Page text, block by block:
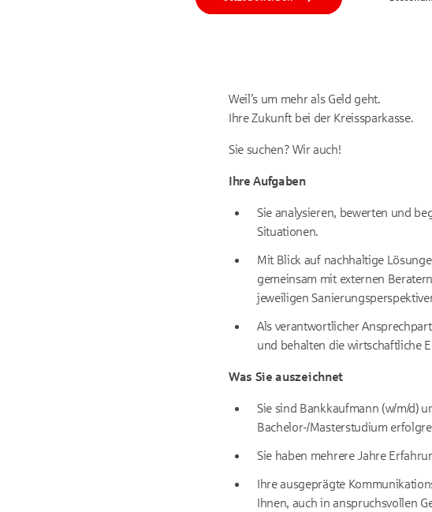
Weil’s um mehr als Geld geht.
Ihre Zukunft bei der Kreissparkasse.
Sie suchen? Wir auch!
Ihre Aufgaben
Sie analysieren, bewerten und
Situationen.
Mit Blick auf nachhaltige
gemeinsam mit externen
jeweiligen
Als verantwortlicher
und behalten die wirtschaftliche
Was Sie auszeichnet
Sie sind Bankkaufmann (w/m/d)
Bachelor-/Masterstudium
Sie haben mehrere Jahre
Ihre ausgeprägte
Ihnen, auch in anspruchsvollen